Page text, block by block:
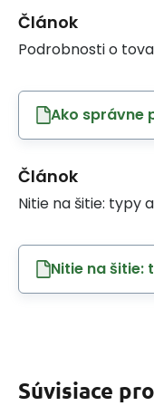
Článok
Podrobnosti o
Ako správne
Článok
Nitie na šitie: typy
Nitie na
Súvisiace